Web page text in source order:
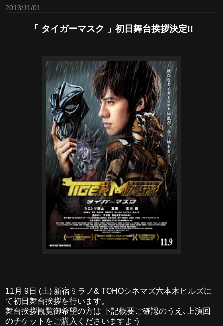
2013/11/01
「 タイガーマスク 」初日舞台挨拶決定!!
11月 9日 (土) 新宿ミラノ& TOHOシネマズ六本木ヒルズに
て初日舞台挨拶を行います。
舞台挨拶観覧御希望の方は 下記概要ご確認のうえ､上演回
のチケットをご購入くださいますよう